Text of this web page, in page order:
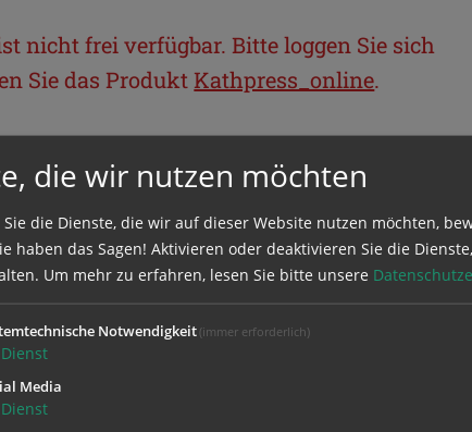
nicht frei verfügbar. Bitte loggen Sie sich
Sie das Produkt Kathpress_online.
sich mit Ihrem Benutzernamen und
die wir nutzen möchten
die Dienste, die wir auf dieser Website nutzen möchten,
haben das Sagen! Aktivieren oder deaktivieren Sie die
Um mehr zu erfahren, lesen Sie bitte unsere
Notwendigkeit (immer erforderlich)
Dienst
Media
Dienst